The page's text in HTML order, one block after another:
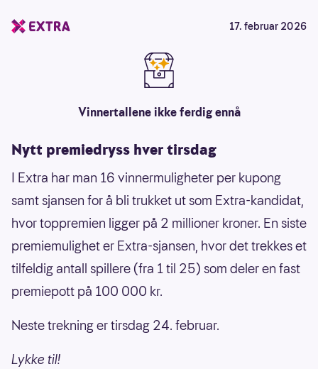
17. februar 2026
Vinnertallene ikke ferdig ennå
Nytt premiedryss hver tirsdag
I Extra har man 16 vinnermuligheter per kupong
samt sjansen for å bli trukket ut som Extra-kandidat,
hvor toppremien ligger på 2 millioner kroner. En siste
premiemulighet er Extra-sjansen, hvor det trekkes et
tilfeldig antall spillere (fra 1 til 25) som deler en fast
premiepott på 100 000 kr.
Neste trekning er tirsdag 24. februar.
Lykke til!